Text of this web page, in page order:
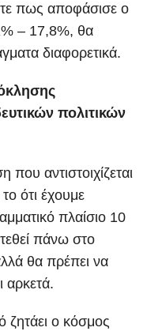
πως αποφάσισε ο
– 17,8%, θα
διαφορετικά.
πολιτικών
αντιστοιχίζεται
ότι έχουμε
πλαίσιο 10
πάνω στο
θα πρέπει να
αρκετά.
ζητάει ο κόσμος